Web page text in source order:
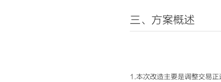
三、方案概述
1.本次改造主要是调整交易